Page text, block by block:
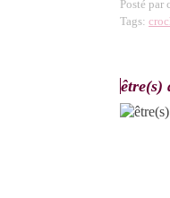
Posté par
Tags:
être(s)